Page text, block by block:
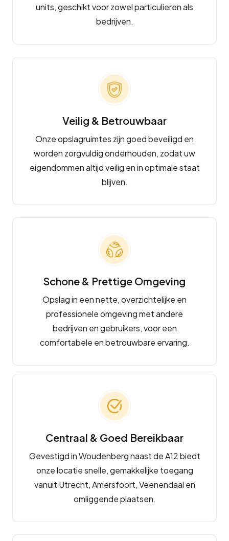
units, geschikt voor zowel particulieren als
bedrijven.
Veilig & Betrouwbaar
Onze opslagruimtes zijn goed beveiligd en
worden zorgvuldig onderhouden, zodat uw
eigendommen altijd veilig en in optimale staat
blijven.
Schone & Prettige Omgeving
Opslag in een nette, overzichtelijke en
professionele omgeving met andere
bedrijven en gebruikers, voor een
comfortabele en betrouwbare ervaring.
Centraal & Goed Bereikbaar
Gevestigd in Woudenberg naast de A12 biedt
onze locatie snelle, gemakkelijke toegang
vanuit Utrecht, Amersfoort, Veenendaal en
omliggende plaatsen.